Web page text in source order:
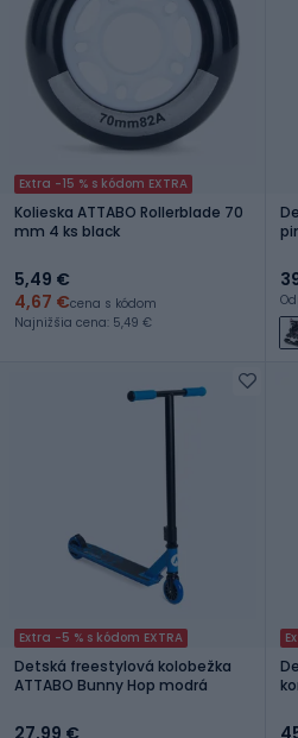
Extra -15 % s kódom EXTRA
Kolieska ATTABO Rollerblade 70
mm 4 ks black
5,49 €
4,67 €cena s kódom
Najnižšia cena: 5,49 €
Extra -5 % s kódom EXTRA
Detská freestylová kolobežka
ATTABO Bunny Hop modrá
27,99 €